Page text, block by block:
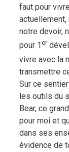
faut pour
actuellement,
notre devoir,
pour 1 er
vivre avec la
transmettre
Sur ce
les outils du
Bear, ce
pour moi et
dans ses
évidence de